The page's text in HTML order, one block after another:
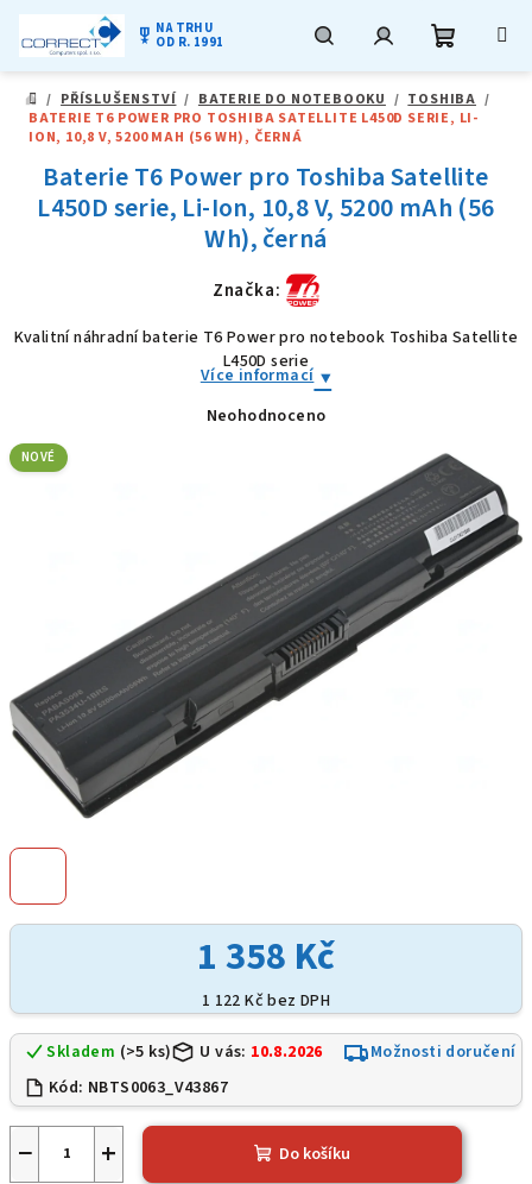
obsah
military_tech NA TRHU
OD R. 1991
DOMŮ
/ PŘÍSLUŠENSTVÍ / BATERIE DO NOTEBOOKU / TOSHIBA /
BATERIE T6 POWER PRO TOSHIBA SATELLITE L450D SERIE, LI-
ION, 10,8 V, 5200 MAH (56 WH), ČERNÁ
1 358 Kč
1 122 Kč bez DPH
Skladem (>5 ks) U vás: 10.8.2026
Možnosti doručení
Kód: NBTS0063_V43867
+
− Do košíku
Baterie T6 Power pro Toshiba Satellite
L450D serie, Li-Ion, 10,8 V, 5200 mAh (56
Wh), černá
Značka:
Kvalitní náhradní baterie T6 Power pro notebook Toshiba Satellite
L450D serie
Více informací
Průměrné
hvězdiček.
Neohodnoceno
NOVÉ